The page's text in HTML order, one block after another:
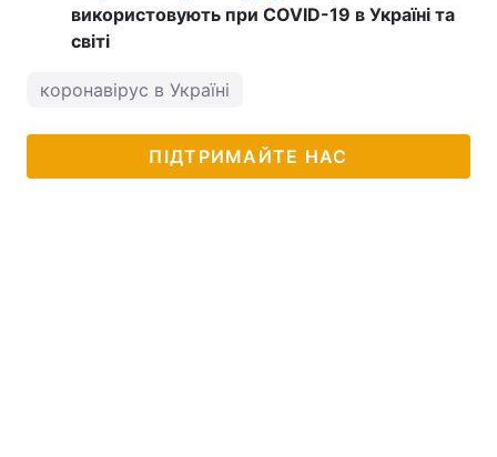
використовують при COVID-19 в Україні та
світі
коронавірус в Україні
ПІДТРИМАЙТЕ НАС